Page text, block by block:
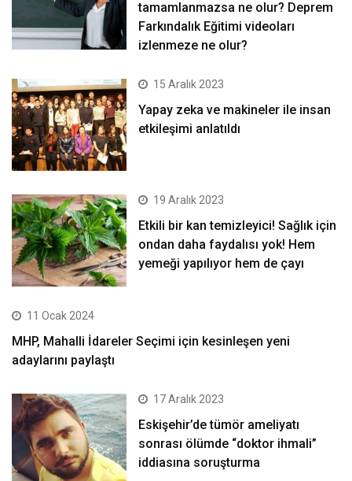
tamamlanmazsa ne olur? Deprem
Farkındalık Eğitimi videoları
izlenmeze ne olur?
15 Aralık 2023
Yapay zeka ve makineler ile insan
etkileşimi anlatıldı
19 Aralık 2023
Etkili bir kan temizleyici! Sağlık için
ondan daha faydalısı yok! Hem
yemeği yapılıyor hem de çayı
11 Ocak 2024
MHP, Mahalli İdareler Seçimi için kesinleşen yeni
adaylarını paylaştı
17 Aralık 2023
Eskişehir’de tümör ameliyatı
sonrası ölümde “doktor ihmali”
iddiasına soruşturma